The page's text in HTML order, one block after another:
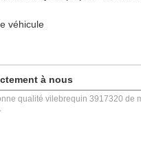
véhicule
à nous